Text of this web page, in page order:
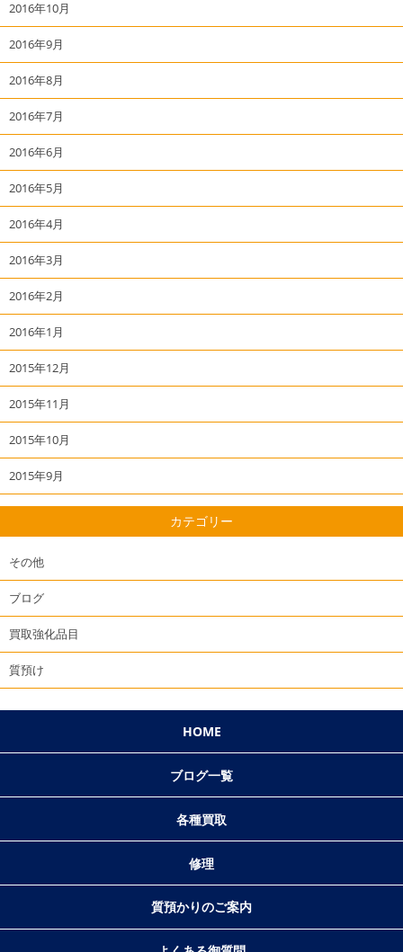
2016年10月
2016年9月
2016年8月
2016年7月
2016年6月
2016年5月
2016年4月
2016年3月
2016年2月
2016年1月
2015年12月
2015年11月
2015年10月
2015年9月
カテゴリー
その他
ブログ
買取強化品目
質預け
HOME
ブログ一覧
各種買取
修理
質預かりのご案内